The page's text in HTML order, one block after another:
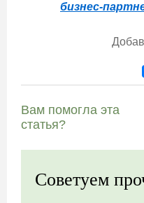
бизнес-
Вам помогла эта
статья?
Советуем